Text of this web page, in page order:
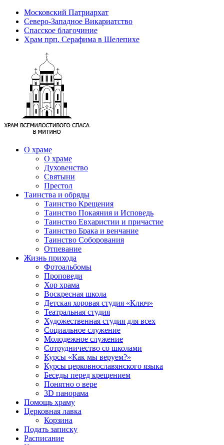
Московский Патриархат
Северо-Западное Викариатство
Спасское благочиние
Храм прп. Серафима в Шелепихе
О храме
О храме
Духовенство
Святыни
Престол
Таинства и обряды
Таинство Крещения
Таинство Покаяния и Исповедь
Таинство Евхаристии и причастие
Таинство Брака и венчание
Таинство Соборования
Отпевание
Жизнь прихода
Фотоальбомы
Проповеди
Хор храма
Воскресная школа
Детская хоровая студия «Ключ»
Театральная студия
Х​удожественная студия для всех
Социальное служение
Молодежное служение
Сотрудничество со школами
Курсы «Как мы веруем?»
Курсы церковнославянского языка
Беседы перед крещением
Понятно о вере
3D панорама
Помощь храму
Церковная лавка
Корзина
Подать записку
Расписание